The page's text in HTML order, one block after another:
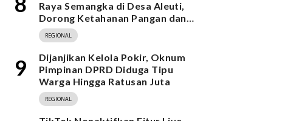
Raya Semangka di Desa Aleuti,
Dorong Ketahanan Pangan dan
Program MBG
REGIONAL
9
Dijanjikan Kelola Pokir, Oknum
Pimpinan DPRD Diduga Tipu
Warga Hingga Ratusan Juta
REGIONAL